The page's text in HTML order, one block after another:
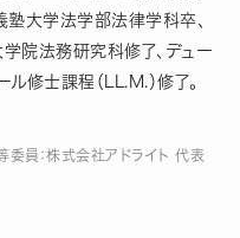
塾大学法学部法律学科卒、
院法務研究科修了、デュー
ル修士課程（LL.M.）修了。
委員：株式会社アドライト 代表